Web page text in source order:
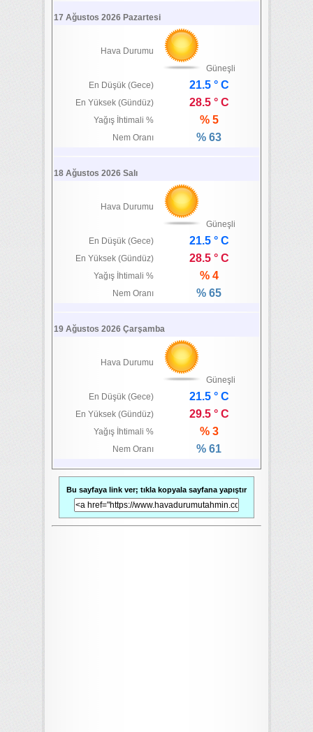
17 Ağustos 2026 Pazartesi
Hava Durumu
Güneşli
En Düşük (Gece)
21.5 ° C
En Yüksek (Gündüz) 28.5 ° C
Yağış İhtimali % % 5
Nem Oranı % 63
18 Ağustos 2026 Salı
Hava Durumu
Güneşli
En Düşük (Gece)
21.5 ° C
En Yüksek (Gündüz) 28.5 ° C
Yağış İhtimali % % 4
Nem Oranı % 65
19 Ağustos 2026 Çarşamba
Hava Durumu
Güneşli
En Düşük (Gece)
21.5 ° C
En Yüksek (Gündüz) 29.5 ° C
Yağış İhtimali % % 3
Nem Oranı % 61
Bu sayfaya link ver; tıkla kopyala sayfana yapıştır